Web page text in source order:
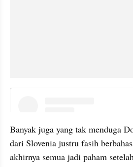
Banyak juga yang tak menduga
dari Slovenia justru fasih
akhirnya semua jadi paham